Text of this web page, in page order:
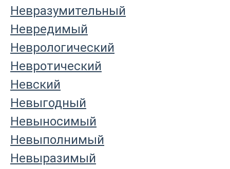
Невразумительный
Невредимый
Неврологический
Невротический
Невский
Невыгодный
Невыносимый
Невыполнимый
Невыразимый